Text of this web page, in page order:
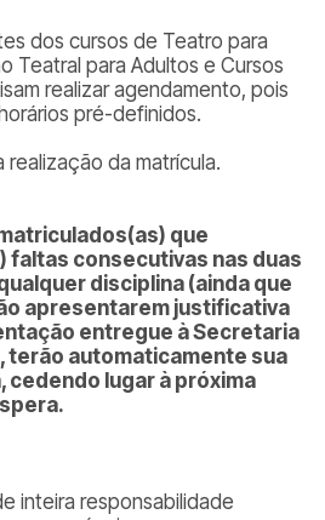
dos cursos de Teatro para
Teatral para Adultos e Cursos
realizar agendamento, pois
pré-definidos.
realização da matrícula.
que
faltas consecutivas nas duas
disciplina (ainda que
apresentarem justificativa
entregue à Secretaria
terão automaticamente sua
cedendo lugar à próxima
inteira responsabilidade